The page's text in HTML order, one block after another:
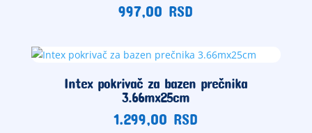
997,00 RSD
Intex pokrivač za bazen prečnika
3.66mx25cm
1.299,00 RSD